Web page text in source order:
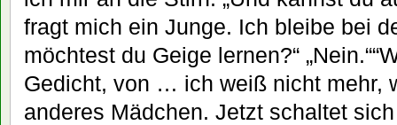
fragt mich ein Junge. Ich bleibe bei
möchtest du Geige lernen?“
Gedicht, von … ich weiß nicht mehr,
anderes Mädchen. Jetzt schaltet